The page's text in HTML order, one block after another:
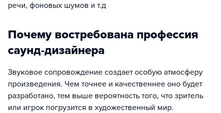
речи, фоновых шумов и т.д
Почему востребована профессия
саунд-дизайнера
Звуковое сопровождение создает особую атмосферу
произведения. Чем точнее и качественнее оно будет
разработано, тем выше вероятность того, что зритель
или игрок погрузится в художественный мир.